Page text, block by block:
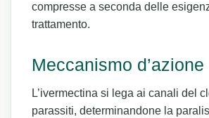
compresse a seconda delle
trattamento.
Meccanismo d’azione
L’ivermectina si lega ai canali del
parassiti, determinandone la